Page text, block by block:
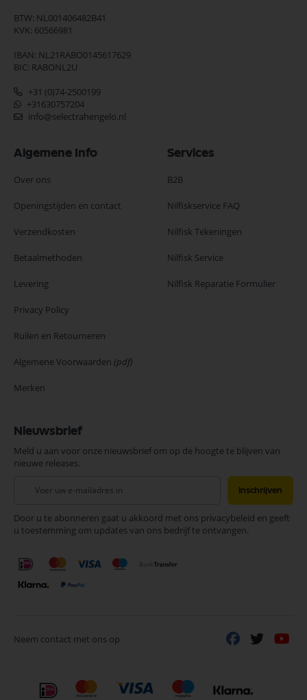
BTW: NL001406482B41
KVK: 60566981
IBAN: NL21RABO0145617629
BIC: RABONL2U
+31 (0)74-2500199
+31630757204
info@selectrahengelo.nl
Algemene Info
Over ons
Openingstijden en contact
Verzendkosten
Betaalmethoden
Levering
Privacy Policy
Ruilen en Retourneren
Algemene Voorwaarden (pdf)
Merken
Services
B2B
Nilfiskservice FAQ
Nilfisk Tekeningen
Nilfisk Service
Nilfisk Reparatie Formulier
Nieuwsbrief
Meld u aan voor onze nieuwsbrief om op de hoogte te blijven van
nieuwe releases.
onze
nieuwsbrief
Inschrijven
Door u te abonneren gaat u akkoord met ons privacybeleid en geeft
u toestemming om updates van ons bedrijf te ontvangen.
Neem contact met ons op